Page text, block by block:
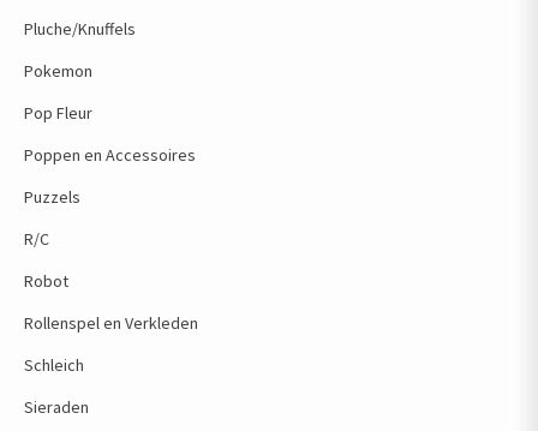
Pluche/Knuffels
Pokemon
Pop Fleur
Poppen en Accessoires
Puzzels
R/C
Robot
Rollenspel en Verkleden
Schleich
Sieraden